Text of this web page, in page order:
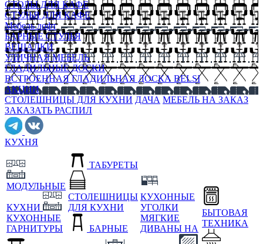
СТОЛЫ ДЛЯ КАФЕ
СТУЛЬЯ ДЛЯ КАФЕ
Мебель лофт
БАРНЫЕ СТУЛЬЯ
ВЕШАЛКИ
УЛИЧНАЯ МЕБЕЛЬ
ГЛАДИЛЬНЫЕ ДОСКИ
ВСТРОЕННАЯ ГЛАДИЛЬНАЯ ДОСКА BELSI
АКЦИИ
СТОЛЕШНИЦЫ ДЛЯ КУХНИ ДАЧА МЕБЕЛЬ НА ЗАКАЗ
ЗАКАЗАТЬ РАСПИЛ
КУХНЯ
МОДУЛЬНЫЕ
КУХНИ
КУХОННЫЕ
ГАРНИТУРЫ
ТАБУРЕТЫ
СТОЛЕШНИЦЫ
ДЛЯ КУХНИ
БАРНЫЕ
КУХОННЫЕ
УГОЛКИ
МЯГКИЕ
ДИВАНЫ НА
БЫТОВАЯ
ТЕХНИКА